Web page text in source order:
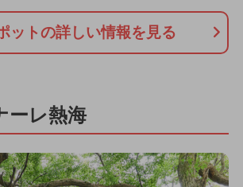
ットの詳しい情報を見る
ーレ熱海